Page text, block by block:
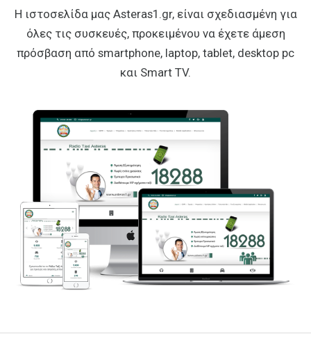
Η ιστοσελίδα μας Asteras1.gr, είναι σχεδιασμένη για
όλες τις συσκευές,προκειμένου να έχετε άμεση
πρόσβαση από smartphone, laptop, tablet, desktop pc
και Smart TV.